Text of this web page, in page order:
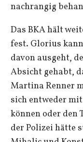
nachrangig
Das BKA hält
fest. Glorius
davon ausgeht,
Absicht gehabt,
Martina Renner
sich entweder
können oder
der Polizei hätte